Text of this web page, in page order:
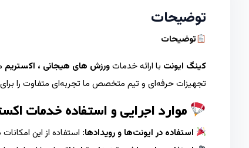
توضیحات
توضیحات
کینگ ایونت با ارائه خدماتورزش های هیجانی ، اکستریم
تجهیزات حرفه‌ای و تیم متخصص ما تجربه‌ای متفاوت را
موارد اجرایی و استفاده خدمات
استفاده در ایونت‌ها و رویدادها: استفاده از این